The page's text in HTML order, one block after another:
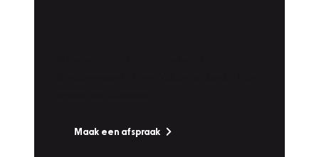
Maak een afspraak